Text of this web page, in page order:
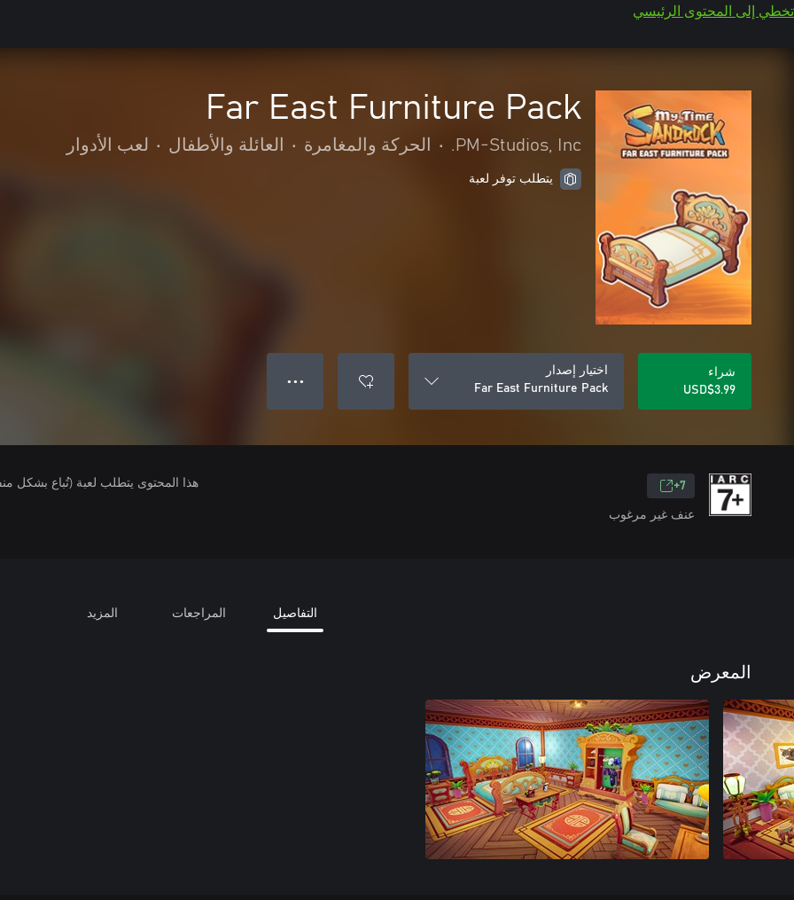
تخطي إلى المحتوى الرئيسي
Far East Furniture Pack
PM-Studios, Inc.
• الحركة والمغامرة • العائلة والأطفال • لعب الأدوار
يتطلب توفر لعبة
شراء
USD$3.99
اختيار إصدار
Far East Furniture Pack
● ● ●
7+
عنف غير مرغوب
هذا المحتوى يتطلب لعبة (تُباع بشكل
التفاصيل المراجعات المزيد
المعرض